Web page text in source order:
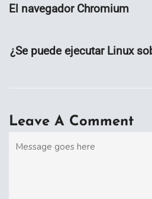
El navegador Chromium
¿Se puede ejecutar Linux
Leave A Comment